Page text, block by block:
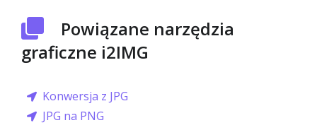
Powiązane narzędzia
graficzne i2IMG
Konwersja z JPG
JPG na PNG